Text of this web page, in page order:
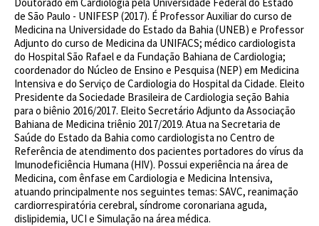
de São Paulo - UNIFESP (2017). É Professor Auxiliar do curso de
Medicina na Universidade do Estado da Bahia (UNEB) e Professor
Adjunto do curso de Medicina da UNIFACS; médico cardiologista
do Hospital São Rafael e da Fundação Bahiana de Cardiologia;
coordenador do Núcleo de Ensino e Pesquisa (NEP) em Medicina
Intensiva e do Serviço de Cardiologia do Hospital da Cidade. Eleito
Presidente da Sociedade Brasileira de Cardiologia seção Bahia
para o biênio 2016/2017. Eleito Secretário Adjunto da Associação
Bahiana de Medicina triênio 2017/2019. Atua na Secretaria de
Saúde do Estado da Bahia como cardiologista no Centro de
Referência de atendimento dos pacientes portadores do vírus da
Imunodeficiência Humana (HIV). Possui experiência na área de
Medicina, com ênfase em Cardiologia e Medicina Intensiva,
atuando principalmente nos seguintes temas: SAVC, reanimação
cardiorrespiratória cerebral, síndrome coronariana aguda,
dislipidemia, UCI e Simulação na área médica.